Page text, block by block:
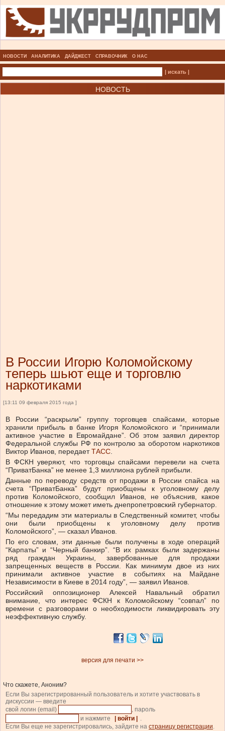
НОВОСТИ АНАЛИТИКА ДАЙДЖЕСТ СПРАВОЧНИК О НАС
| искать |
НОВОСТЬ
В России Игорю Коломойскому
теперь шьют еще и торговлю
наркотиками
[13:11 09 февраля 2015 года ]
В России “раскрыли” группу торговцев спайсами, которые
хранили прибыль в банке Игоря Коломойского и “принимали
активное участие в Евромайдане”. Об этом заявил директор
Федеральной службы РФ по контролю за оборотом наркотиков
Виктор Иванов, передаетТАСС.
В ФСКН уверяют, что торговцы спайсами перевели на счета
“ПриватБанка” не менее 1,3 миллиона рублей прибыли.
Данные по переводу средств от продажи в России спайса на
счета “ПриватБанка” будут приобщены к уголовному делу
против Коломойского, сообщил Иванов, не объяснив, какое
отношение к этому может иметь днепропетровский губернатор.
“Мы передадим эти материалы в Следственный комитет, чтобы
они были приобщены к уголовному делу против
Коломойского”, — сказал Иванов.
По его словам, эти данные были получены в ходе операций
“Карпаты” и “Черный банкир”. “В их рамках были задержаны
ряд граждан Украины, завербованные для продажи
запрещенных веществ в России. Как минимум двое из них
принимали активное участие в событиях на Майдане
Независимости в Киеве в 2014 году”, — заявил Иванов.
Российский оппозиционер Алексей Навальный обратил
внимание, что интерес ФСКН к Коломойскому “совпал” по
времени с разговорами о необходимости ликвидировать эту
неэффективную службу.
версия для печати >>
Что скажете, Аноним?
Если Вы зарегистрированный пользователь и хотите участвовать в
дискуссии — введите
свой логин (email)
, пароль
и нажмите
| войти |
.
Если Вы еще не зарегистрировались, зайдите на страницу регистрации.